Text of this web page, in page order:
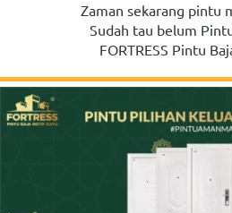
Zaman sekarang pintu
Sudah tau belum
FORTRESS Pintu